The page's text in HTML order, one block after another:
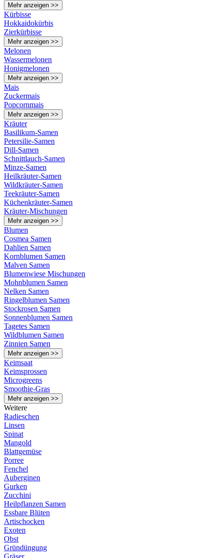
Mehr anzeigen >>
Kürbisse
Hokkaidokürbis
Zierkürbisse
Mehr anzeigen >>
Melonen
Wassermelonen
Honigmelonen
Mehr anzeigen >>
Mais
Zuckermais
Popcornmais
Mehr anzeigen >>
Kräuter
Basilikum-Samen
Petersilie-Samen
Dill-Samen
Schnittlauch-Samen
Minze-Samen
Heilkräuter-Samen
Wildkräuter-Samen
Teekräuter-Samen
Küchenkräuter-Samen
Kräuter-Mischungen
Mehr anzeigen >>
Blumen
Cosmea Samen
Dahlien Samen
Kornblumen Samen
Malven Samen
Blumenwiese Mischungen
Mohnblumen Samen
Nelken Samen
Ringelblumen Samen
Stockrosen Samen
Sonnenblumen Samen
Tagetes Samen
Wildblumen Samen
Zinnien Samen
Mehr anzeigen >>
Keimsaat
Keimsprossen
Microgreens
Smoothie-Gras
Mehr anzeigen >>
Weitere
Radieschen
Linsen
Spinat
Mangold
Blattgemüse
Porree
Fenchel
Auberginen
Gurken
Zucchini
Heilpflanzen Samen
Essbare Blüten
Artischocken
Exoten
Obst
Gründüngung
Gräser